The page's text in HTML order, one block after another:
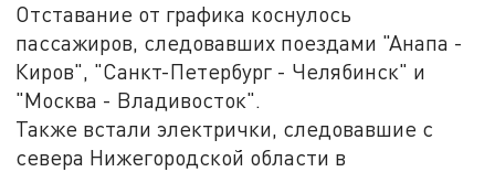
Отставание от графика коснулось
пассажиров, следовавших поездами "Анапа -
Киров", "Санкт-Петербург - Челябинск" и
"Москва - Владивосток".
Также встали электрички, следовавшие с
севера Нижегородской области в